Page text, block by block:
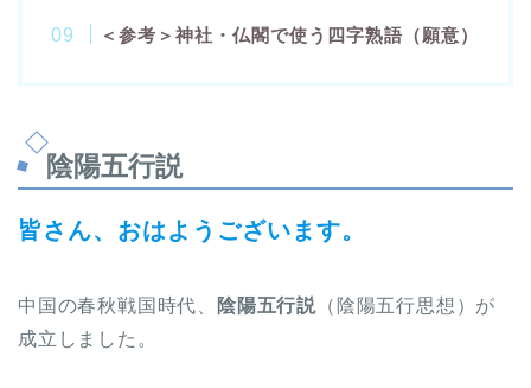
＜参考＞神社・仏閣で使う四字熟語（願意）
陰陽五行説
皆さん、おはようございます。
中国の春秋戦国時代、 陰陽五行説 （陰陽五行思想）が
成立しました。